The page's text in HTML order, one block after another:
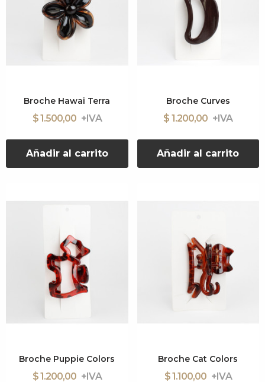
Broche Hawai Terra
$ 1.500,00
Añadir al carrito
Broche Curves
$ 1.200,00
Añadir al carrito
Broche Puppie Colors
$ 1.200,00
Broche Cat Colors
$ 1.100,00